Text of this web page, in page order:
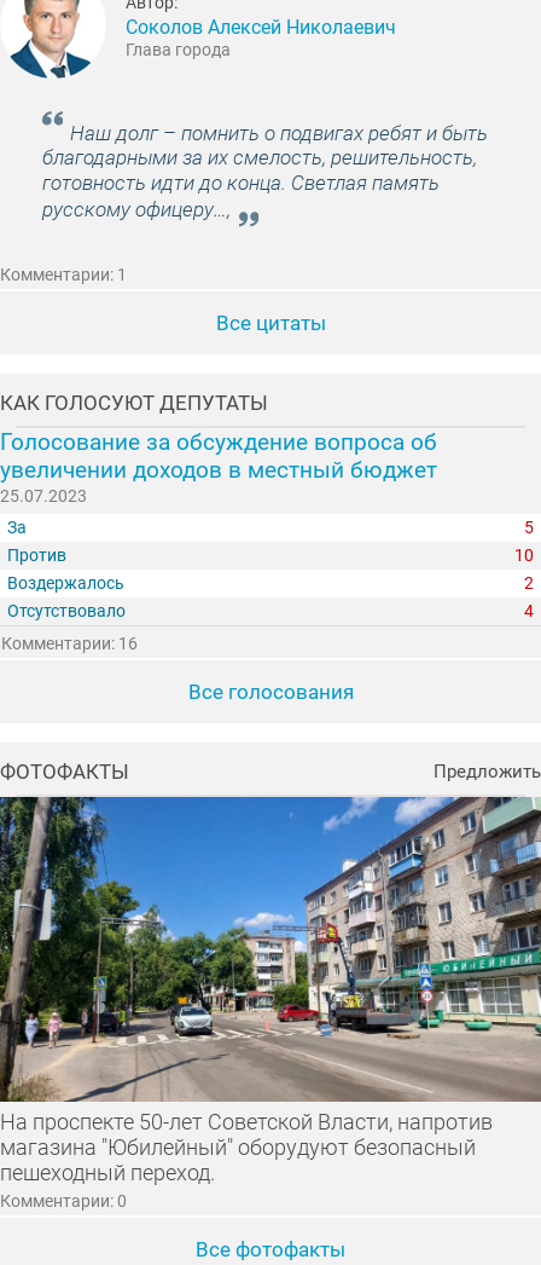
Соколов Алексей Николаевич
Глава города
Наш долг – помнить о подвигах ребят и быть
благодарными за их смелость, решительность,
готовность идти до конца. Светлая память
русскому офицеру…,
Комментарии: 1
Все цитаты
КАК ГОЛОСУЮТ ДЕПУТАТЫ
Голосование за обсуждение вопроса об
увеличении доходов в местный бюджет
25.07.2023
За
5
Против
10
Воздержалось
2
Отсутствовало
4
Комментарии: 16
Все голосования
ФОТОФАКТЫ Предложить
На проспекте 50-лет Советской Власти, напротив
магазина "Юбилейный" оборудуют безопасный
пешеходный переход.
Комментарии: 0
Все фотофакты